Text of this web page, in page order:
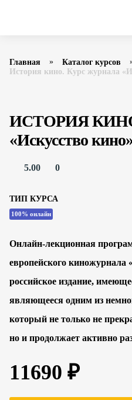
Главная
Каталог курсов
История кино. Курс журнала
ИСТОРИЯ
«Искусство
5.00 0
ТИП КУРСА
100% онлайн
Онлайн-лекционная
европейского киножурнала
российское издание,
являющееся одним из
который не только не
но и продолжает активно
11690 ₽